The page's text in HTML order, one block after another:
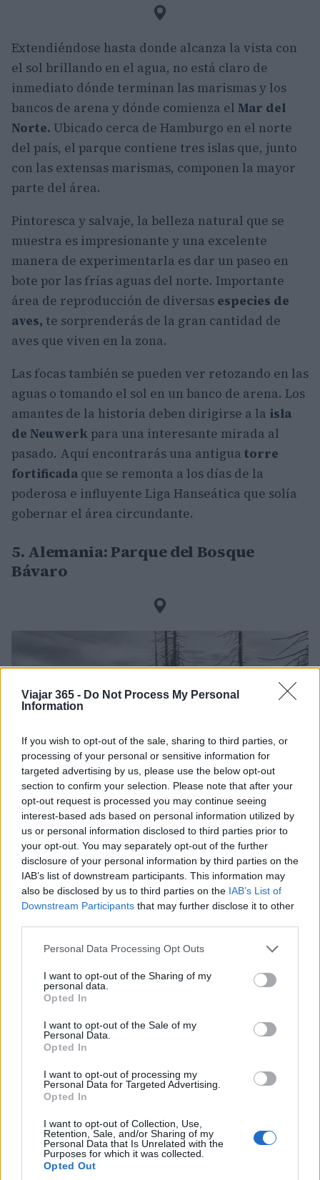
Viajar 365 - Do Not Process My Personal
Information
If you wish to opt-out of the sale, sharing to third parties, or
processing of your personal or sensitive information for
targeted advertising by us, please use the below opt-out
section to confirm your selection. Please note that after your
opt-out request is processed you may continue seeing
interest-based ads based on personal information utilized by
us or personal information disclosed to third parties prior to
your opt-out. You may separately opt-out of the further
disclosure of your personal information by third parties on the
IAB’s list of downstream participants. This information may
also be disclosed by us to third parties on the IAB’s List of
Downstream Participants that may further disclose it to other
Please note that this website/app uses one or more Google
not limited to your visit or usage behaviour. You may click to
grant or deny consent to Google and its third-party tags to
use your data for below specified purposes in below Google
consent section.
Personal Data Processing Opt Outs
I want to opt-out of the Sharing of my
personal data.
Opted In
I want to opt-out of the Sale of my
Personal Data.
Opted In
I want to opt-out of processing my
Personal Data for Targeted Advertising.
Opted In
I want to opt-out of Collection, Use,
Retention, Sale, and/or Sharing of my
Personal Data that Is Unrelated with the
Purposes for which it was collected.
Opted Out
Extendiéndose hasta donde alcanza la vista con
el sol brillando en el agua, no está claro de
inmediato dónde terminan las marismas y los
bancos de arena y dónde comienza el Mar del
Norte. Ubicado cerca de Hamburgo en el norte
del país, el parque contiene tres islas que, junto
con las extensas marismas, componen la mayor
parte del área.
Pintoresca y salvaje, la belleza natural que se
muestra es impresionante y una excelente
manera de experimentarla es dar un paseo en
bote por las frías aguas del norte. Importante
área de reproducción de diversas especies de
aves, te sorprenderás de la gran cantidad de
aves que viven en la zona.
Las focas también se pueden ver retozando en las
aguas o tomando el sol en un banco de arena. Los
amantes de la historia deben dirigirse a la isla
de Neuwerk para una interesante mirada al
pasado. Aquí encontrarás una antigua torre
fortificada que se remonta a los días de la
poderosa e influyente Liga Hanseática que solía
gobernar el área circundante.
5. Alemania: Parque del Bosque
Bávaro
Unhotspot de biodiversidadque comprende bosques
interminables, lagos profundos y montañas
elevadas; Es fácil ver por qué elBosque Bávaro fue
el primer parque nacional fundado en
Alemania. La vida salvaje virgen e indómita que
se exhibe lo convierte en una visita encantadora
y hay una gran cantidad de caminos y senderos
Pasear por los bosques antiguos se siente como
adentrarse en un cuento de hadas, tal es el
ambiente mágico que desprenden los bosques. Si
bien la gran mayoría del parque está cubierta de
bosque, a veces varios picos rocosos atraviesan el
dosel y lagos tranquilos emergen entre los
bosques silenciosos y silenciosos, lo que da una
sensación de tranquilidad.
4. Parque Nacional de la Selva Negra